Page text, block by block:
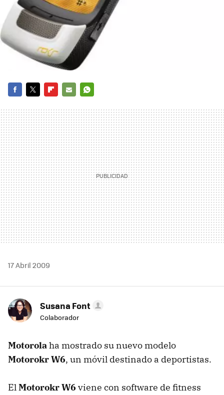
MAIL
17 Abril 2009
Susana Font
Colaborador
Motorolaha mostrado su nuevo modelo
Motorokr W6, un móvil destinado a deportistas.
ElMotorokr W6 viene con software de fitness